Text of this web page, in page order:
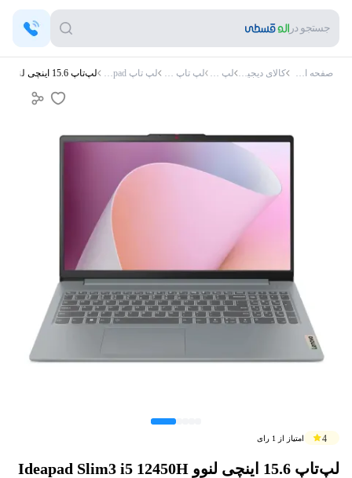
جستجو در
صفحه اصلی کالای دیجیتال لپ تاپ لپ تاپ لنوو لپ تاپ Ideapad لپ‌تاپ 15.6 اینچی لنوو Ideapad Slim3 i5 12450H 16GB 512SSD
4 امتیاز از 1 رای
لپ‌تاپ 15.6 اینچی لنوو Ideapad Slim3 i5 12450H